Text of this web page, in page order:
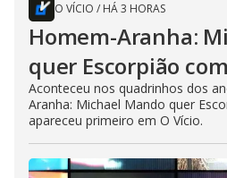
O VÍCIO / HÁ 3 HORAS
Homem-Aranha:
quer Escorpião
Aconteceu nos quadrinhos dos
Aranha: Michael Mando quer
apareceu primeiro em O Vício.